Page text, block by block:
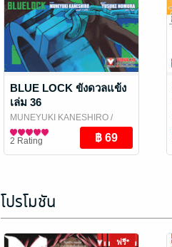
BLUE LOCK ขังดวลแข้ง
เล่ม 36
MUNEYUKI KANESHIRO /
Vibulkij Publishing
การ์ตูนทั่วไป
2 Rating
โปรโมชัน
ฟรี*